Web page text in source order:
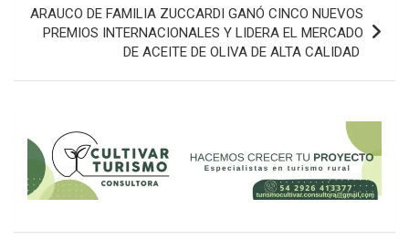
ARAUCO DE FAMILIA ZUCCARDI GANÓ CINCO NUEVOS
PREMIOS INTERNACIONALES Y LIDERA EL MERCADO
DE ACEITE DE OLIVA DE ALTA CALIDAD